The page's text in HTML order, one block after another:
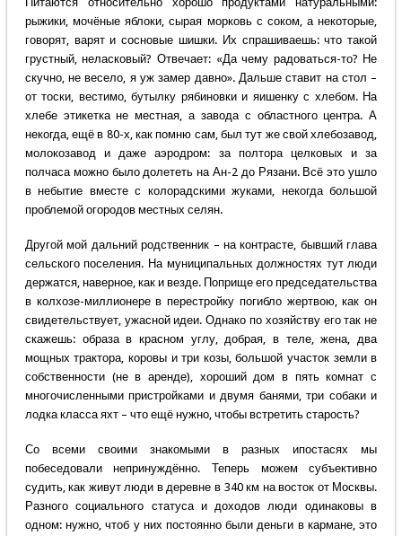
рыжики, мочёные яблоки, сырая морковь с соком, а некоторые,
говорят, варят и сосновые шишки. Их спрашиваешь: что такой
грустный, неласковый? Отвечает: «Да чему радоваться-то? Не
скучно, не весело, я уж замер давно». Дальше ставит на стол –
от тоски, вестимо, бутылку рябиновки и яишенку с хлебом. На
хлебе этикетка не местная, а завода с областного центра. А
некогда, ещё в 80-х, как помню сам, был тут же свой хлебозавод,
молокозавод и даже аэродром: за полтора целковых и за
полчаса можно было долететь на Ан-2 до Рязани. Всё это ушло
в небытие вместе с колорадскими жуками, некогда большой
проблемой огородов местных селян.
Другой мой дальний родственник – на контрасте, бывший глава
сельского поселения. На муниципальных должностях тут люди
держатся, наверное, как и везде. Поприще его председательства
в колхозе-миллионере в перестройку погибло жертвою, как он
свидетельствует, ужасной идеи. Однако по хозяйству его так не
скажешь: образа в красном углу, добрая, в теле, жена, два
мощных трактора, коровы и три козы, большой участок земли в
собственности (не в аренде), хороший дом в пять комнат с
многочисленными пристройками и двумя банями, три собаки и
лодка класса яхт – что ещё нужно, чтобы встретить старость?
Со всеми своими знакомыми в разных ипостасях мы
побеседовали непринуждённо. Теперь можем субъективно
судить, как живут люди в деревне в 340 км на восток от Москвы.
Разного социального статуса и доходов люди одинаковы в
одном: нужно, чтоб у них постоянно были деньги в кармане, это